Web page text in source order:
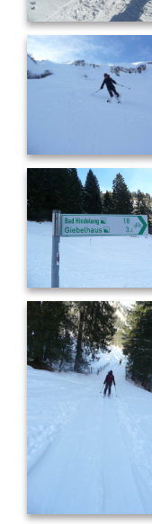
P1110091
P1110101
P1110109